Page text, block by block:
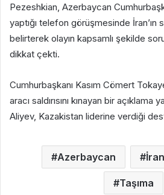
Pezeshkian, Azerbaycan
yaptığı telefon görüşmesinde İran’ın
belirterek olayın kapsamlı şekilde
dikkat çekti.
Cumhurbaşkanı Kasım Cömert
aracı saldırısını kınayan bir açıklama
Aliyev, Kazakistan liderine verdiği
Azerbaycan İran
Taşıma